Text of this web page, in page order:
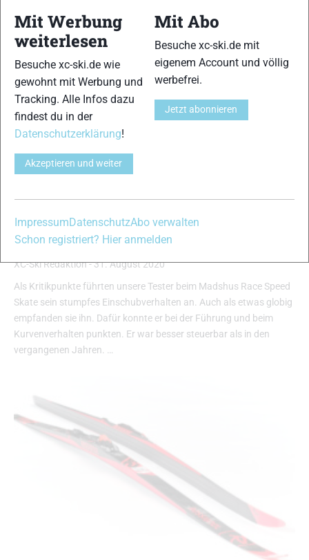
Madshus Race Speed Skate
XC-Ski Redaktion-31. August 2020
Als Kritikpunkte führten unsere Tester beim Madshus Race Speed
Skate sein stumpfes Einschubverhalten an. Auch als etwas globig
empfanden sie ihn. Dafür konnte er bei der Führung und beim
Kurvenverhalten punkten. Er war besser steuerbar als in den
vergangenen Jahren. …
Mit Werbung
weiterlesen
Besuche xc-ski.de wie
gewohnt mit Werbung und
Tracking. Alle Infos dazu
findest du in der
Datenschutzerklärung!
Akzeptieren und weiter
Mit Abo
Besuche xc-ski.de mit
eigenem Account und völlig
werbefrei.
Jetzt abonnieren
Impressum DatenschutzAbo verwalten
Schon registriert? Hier anmelden